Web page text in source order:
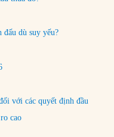
đấu dù suy yếu?
với các quyết định đầu
cao